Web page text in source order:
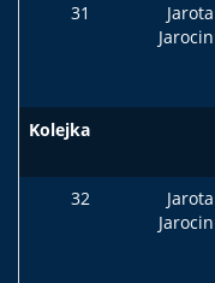
31
Jarota
Jarocin
Kolejka
32
Jarota
Jarocin